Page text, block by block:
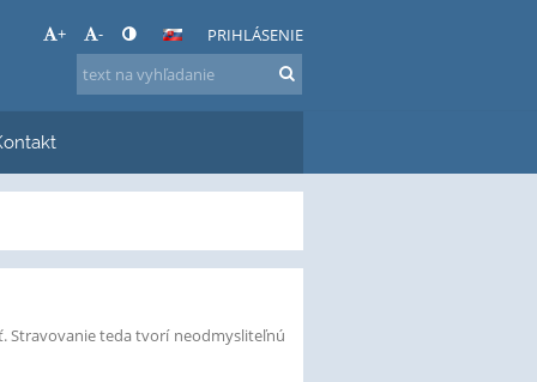
+ - PRIHLÁSENIE
Stravovanie teda tvorí neodmysliteľnú